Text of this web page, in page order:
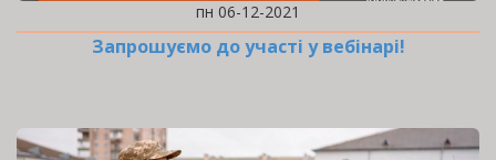
пн 06-12-2021
Запрошуємо до участі у вебінарі!